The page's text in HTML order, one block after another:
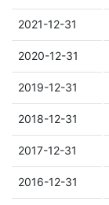
2021-12-31
2020-12-31
2019-12-31
2018-12-31
2017-12-31
2016-12-31